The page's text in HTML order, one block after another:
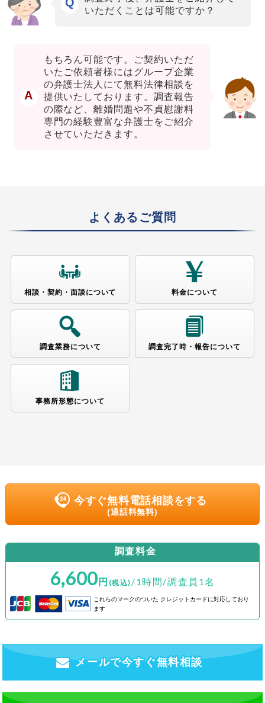
いただくことは可能ですか？
A
もちろん可能です。ご契約いただ
いたご依頼者様にはグループ企業
の弁護士法人にて無料法律相談を
提供いたしております。調査報告
の際など、離婚問題や不貞慰謝料
専門の経験豊富な弁護士をご紹介
させていただきます。
よくあるご質問
相談・契約・面談について 料金について
調査業務について 調査完了時・報告について
事務所形態について
今すぐ無料電話相談をする
(通話料無料)
調査料金
これらのマークのついた クレジットカードに対応しており
ます
6,600円 (税込) /1時間/調査員1名
メールで今すぐ無料相談